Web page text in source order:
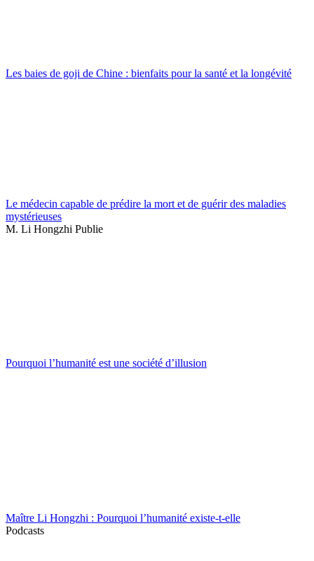
Les baies de goji de Chine : bienfaits pour la santé et la longévité
Le médecin capable de prédire la mort et de guérir des maladies
mystérieuses
M. Li Hongzhi Publie
Pourquoi l’humanité est une société d’illusion
Maître Li Hongzhi : Pourquoi l’humanité existe-t-elle
Podcasts